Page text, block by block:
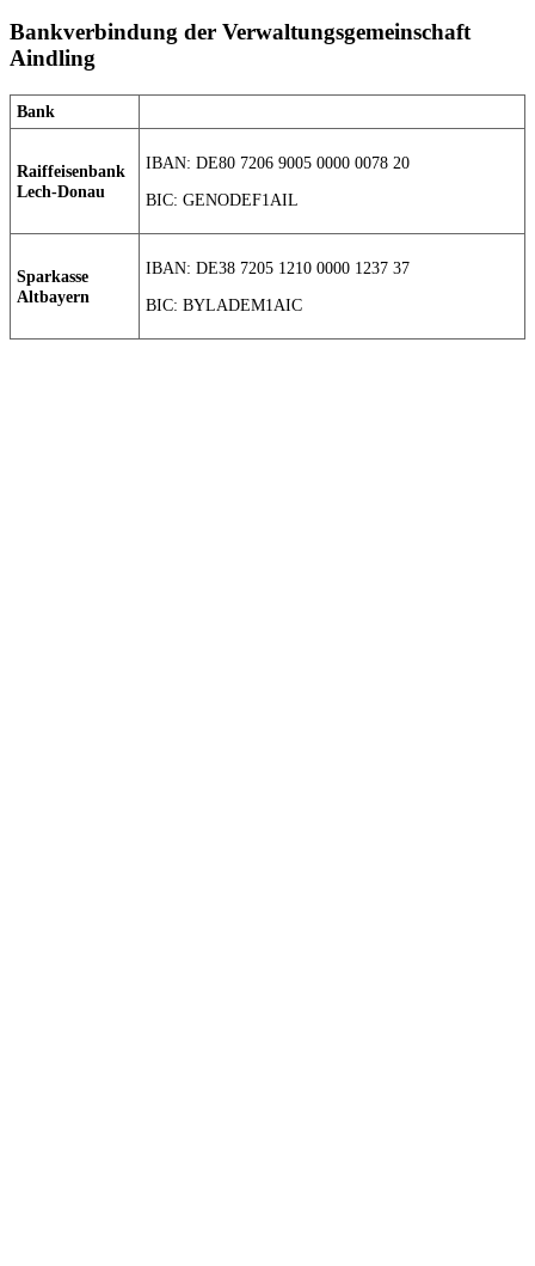
Bankverbindung der Verwaltungsgemeinschaft
Aindling
Bank
Raiffeisenbank
Lech-Donau
IBAN: DE80 7206 9005 0000 0078 20
BIC: GENODEF1AIL
Sparkasse
Altbayern
IBAN: DE38 7205 1210 0000 1237 37
BIC: BYLADEM1AIC